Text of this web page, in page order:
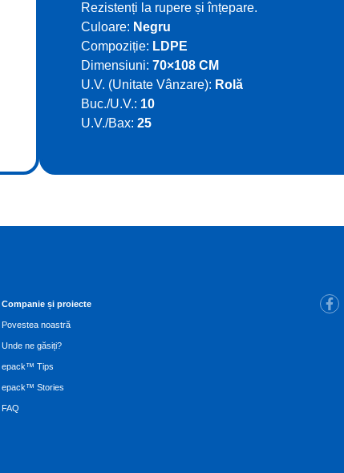
Rezistenți la rupere și înțepare.
Culoare: Negru
Compoziție: LDPE
Dimensiuni: 70×108 CM
U.V. (Unitate Vânzare): Rolă
Buc./U.V.: 10
U.V./Bax: 25
Companie și proiecte
Povestea noastră
Unde ne găsiți?
epack™ Tips
epack™ Stories
FAQ